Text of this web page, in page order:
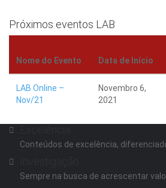
Próximos eventos LAB
Nome do Evento Data de Início
LAB Online –
Nov/21
Novembro 6,
2021
Conteúdos de excelência,
Sempre na busca de acrescentar